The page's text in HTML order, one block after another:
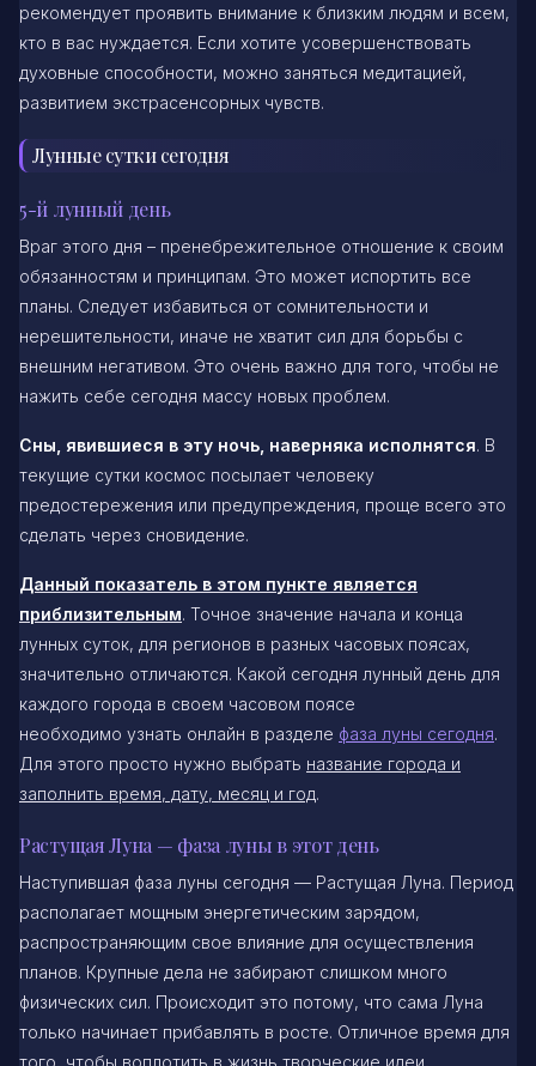
рекомендует проявить внимание к близким людям и всем,
кто в вас нуждается. Если хотите усовершенствовать
духовные способности, можно заняться медитацией,
развитием экстрасенсорных чувств.
Лунные сутки сегодня
5-й лунный день
Враг этого дня – пренебрежительное отношение к своим
обязанностям и принципам. Это может испортить все
планы. Следует избавиться от сомнительности и
нерешительности, иначе не хватит сил для борьбы с
внешним негативом. Это очень важно для того, чтобы не
нажить себе сегодня массу новых проблем.
Сны, явившиеся в эту ночь, наверняка исполнятся. В
текущие сутки космос посылает человеку
предостережения или предупреждения, проще всего это
сделать через сновидение.
Данный показатель в этом пункте является
приблизительным. Точное значение начала и конца
лунных суток, для регионов в разных часовых поясах,
значительно отличаются. Какой сегодня лунный день для
каждого города в своем часовом поясе
необходимо узнать онлайн в разделе фаза луны сегодня.
Для этого просто нужно выбрать название города и
заполнить время, дату, месяц и год.
Растущая Луна — фаза луны в этот день
Наступившая фаза луны сегодня — Растущая Луна. Период
располагает мощным энергетическим зарядом,
распространяющим свое влияние для осуществления
планов. Крупные дела не забирают слишком много
физических сил. Происходит это потому, что сама Луна
только начинает прибавлять в росте. Отличное время для
того, чтобы воплотить в жизнь творческие идеи,